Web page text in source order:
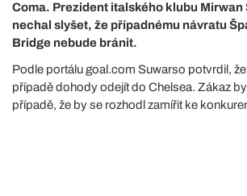
Coma. Prezident italského klubu Mirwan
nechal slyšet, že případnému návratu
Bridge nebude bránit.
Podle portálu goal.com Suwarso potvrdil,
případě dohody odejít do Chelsea. Zákaz
případě, že by se rozhodl zamířit ke